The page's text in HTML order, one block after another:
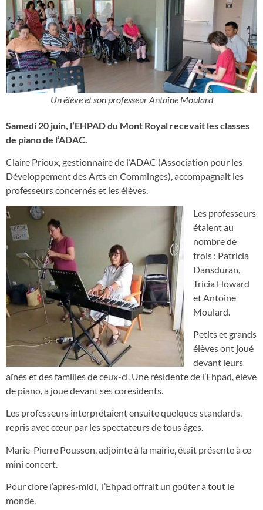
Un élève et son professeur Antoine Moulard
Samedi 20 juin, l’EHPAD du Mont Royal recevait les classes
de piano de l’ADAC.
Claire Prioux, gestionnaire de l’ADAC (Association pour les
Développement des Arts en Comminges), accompagnait les
professeurs concernés et les élèves.
Les professeurs
étaient au
nombre de
trois : Patricia
Dansduran,
Tricia Howard
et Antoine
Moulard.
Petits et grands
élèves ont joué
devant leurs
aînés et des familles de ceux-ci. Une résidente de l’Ehpad, élève
de piano, a joué devant ses corésidents.
Les professeurs interprétaient ensuite quelques standards,
repris avec cœur par les spectateurs de tous âges.
Marie-Pierre Pousson, adjointe à la mairie, était présente à ce
mini concert.
Pour clore l’après-midi, l’Ehpad offrait un goûter à tout le
monde.